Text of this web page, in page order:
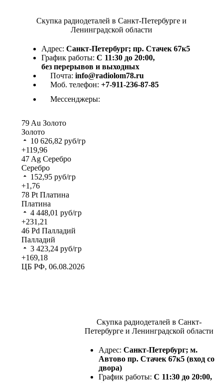
Скупка радиодеталей в Санкт-Петербурге и
Ленинградской области
Адрес: Санкт-Петербург; пр. Стачек 67к5
График работы: С 11:30 до 20:00,
без перерывов и выходных
Почта: info@radiolom78.ru
Моб. телефон: +7-911-236-87-85
Мессенджеры:
79Au Золото
Золото
10 626,82 руб/гр
+119,96
47Ag Серебро
Серебро
152,95 руб/гр
+1,76
78 Pt Платина
Платина
4 448,01 руб/гр
+231,21
46 Pd Палладий
Палладий
3 423,24 руб/гр
+169,18
ЦБ РФ, 06.08.2026
Скупка радиодеталей в Санкт-
Петербурге и Ленинградской области
Адрес: Санкт-Петербург; м.
Автово пр. Стачек 67к5 (вход со
двора)
График работы: С 11:30 до 20:00,